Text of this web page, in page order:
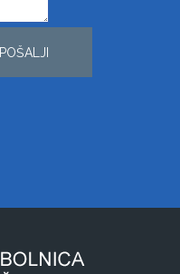
POŠALJI